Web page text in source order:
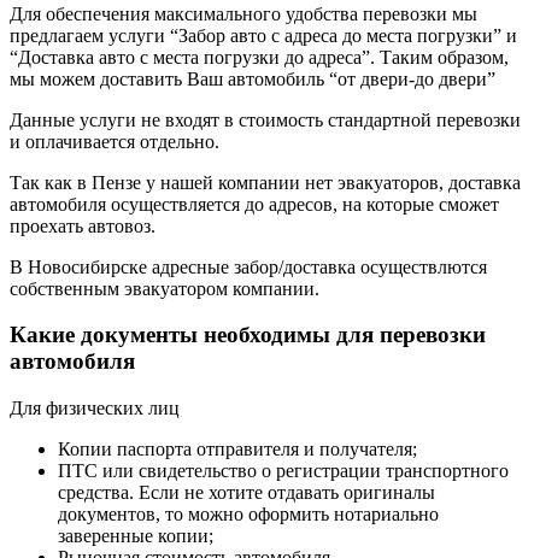
Для обеспечения максимального удобства перевозки мы
предлагаем услуги “Забор авто с адреса до места погрузки” и
“Доставка авто с места погрузки до адреса”. Таким образом,
мы можем доставить Ваш автомобиль “от двери-до двери”
Данные услуги не входят в стоимость стандартной перевозки
и оплачивается отдельно.
Так как в Пензе у нашей компании нет эвакуаторов, доставка
автомобиля осуществляется до адресов, на которые сможет
проехать автовоз.
В Новосибирске адресные забор/доставка осуществлются
собственным эвакуатором компании.
Какие документы необходимы для перевозки
автомобиля
Для физических лиц
Копии паспорта отправителя и получателя;
ПТС или свидетельство о регистрации транспортного
средства. Если не хотите отдавать оригиналы
документов, то можно оформить нотариально
заверенные копии;